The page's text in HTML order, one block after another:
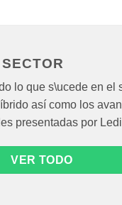
lo que s\ucede en el
así como los
presentadas por
VER TODO